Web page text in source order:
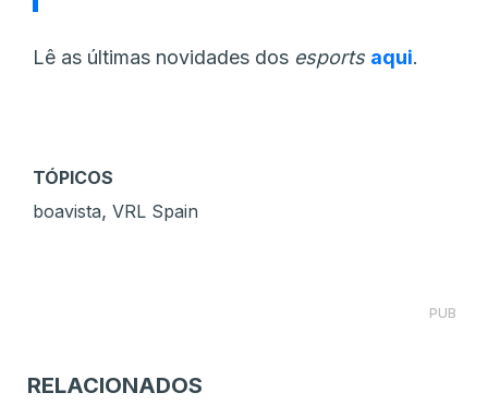
Lê as últimas novidades dos esports aqui.
TÓPICOS
boavista, VRL Spain
PUB
RELACIONADOS